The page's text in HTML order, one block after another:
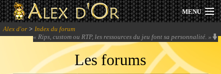
MENU
Actualités
Session 2026
Alex d'or > Index du forum
« Rips, custom ou RTP, les ressources du jeu font sa personnalité. »
Les forums